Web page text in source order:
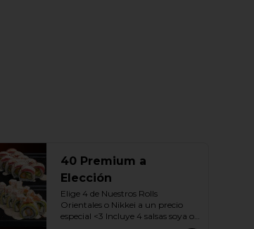
40 Premium a
Elección
Elige 4 de Nuestros Rolls
Orientales o Nikkei a un precio
especial <3 Incluye 4 salsas soya o